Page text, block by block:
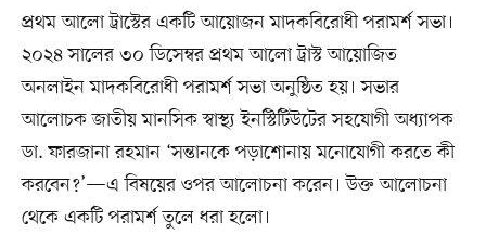
প্রথম আলো ট্রাস্টের একটি আয়োজন মাদকবিরোধী পরামর্শ সভা।
২০২৪ সালের ৩০ ডিসেম্বর প্রথম আলো ট্রাস্ট আয়োজিত
অনলাইন মাদকবিরোধী পরামর্শ সভা অনুষ্ঠিত হয়। সভার
আলোচক জাতীয় মানসিক স্বাস্থ্য ইনস্টিটিউটের সহযোগী অধ্যাপক
ডা. ফারজানা রহমান ‘সন্তানকে পড়াশোনায় মনোযোগী করতে কী
করবেন?’—এ বিষয়ের ওপর আলোচনা করেন। উক্ত আলোচনা
থেকে একটি পরামর্শ তুলে ধরা হলো।